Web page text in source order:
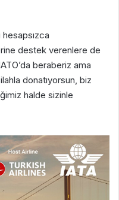
hesapsızca
destek verenlere de
beraberiz ama
donatıyorsun, biz
halde sizinle